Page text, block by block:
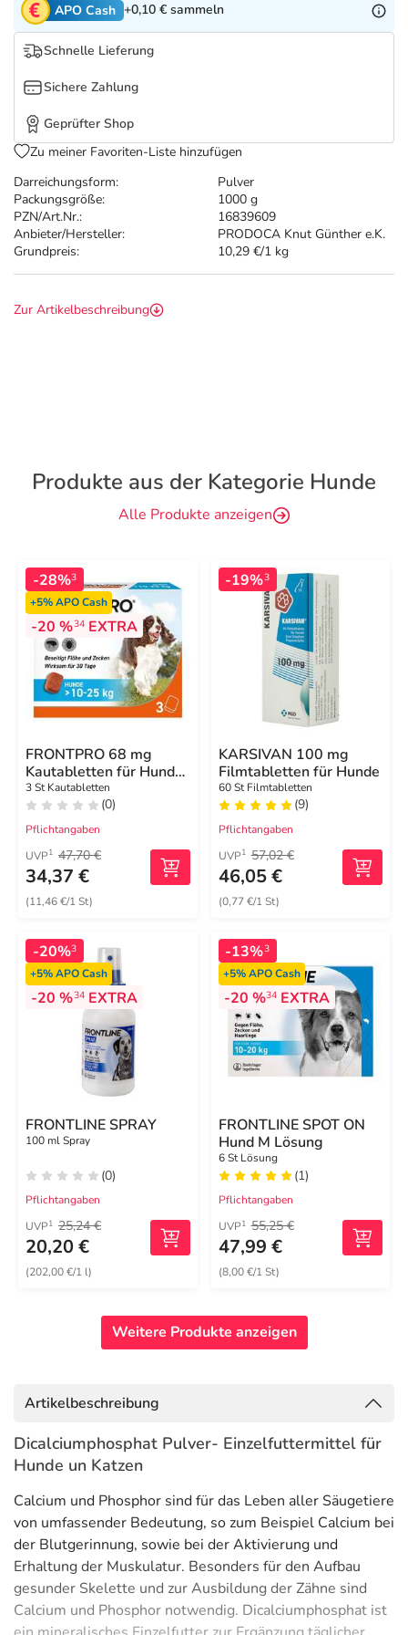
Tierapotheke
Marken
Salus Deals
Darreichungsform:
Pulver
Packungsgröße:
1000 g
PZN/Art.Nr.:
16839609
Anbieter/Hersteller:
PRODOCA Knut Günther e.K.
Grundpreis:
10,29 €/1 kg
APO Cash +0,10 € sammeln
Schnelle Lieferung
Sichere Zahlung
Geprüfter Shop
Zu meiner Favoriten-Liste hinzufügen
Zur Artikelbeschreibung
Produkte aus der Kategorie Hunde
Alle Produkte anzeigen
-28%3
+5%APO Cash
-20 %34EXTRA
FRONTPRO 68 mg
Kautabletten für Hunde
10 - 25 kg
3 St Kautabletten
(0)
Pflichtangaben
UVP1 47,70 €
34,37 €
(11,46 €/1 St)
-19%3
KARSIVAN 100 mg
Filmtabletten für Hunde
60 St Filmtabletten
(9)
Pflichtangaben
UVP1 57,02 €
46,05 €
(0,77 €/1 St)
-20%3
+5%APO Cash
-20 %34EXTRA
FRONTLINE SPRAY
100 ml Spray
(0)
Pflichtangaben
UVP1 25,24 €
20,20 €
(202,00 €/1 l)
-13%3
+5%APO Cash
-20 %34 EXTRA
FRONTLINE SPOT ON
Hund M Lösung
6 St Lösung
(1)
Pflichtangaben
UVP1 55,25 €
47,99 €
(8,00 €/1 St)
Weitere Produkte anzeigen
Artikelbeschreibung
Dicalciumphosphat Pulver- Einzelfuttermittel für
Hunde un Katzen
Calcium und Phosphor sind für das Leben aller Säugetiere
von umfassender Bedeutung, so zum Beispiel Calcium bei
der Blutgerinnung, sowie bei der Aktivierung und
Erhaltung der Muskulatur. Besonders für den Aufbau
gesunder Skelette und zur Ausbildung der Zähne sind
Calcium und Phosphor notwendig. Dicalciumphosphat ist